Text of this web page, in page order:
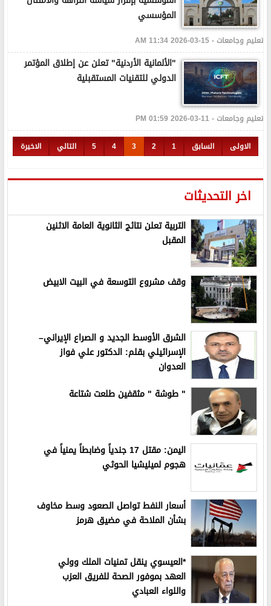
المؤسسي
تعليم وجامعات - 15-03-2026 11:34 AM
"الألمانية الأردنية" تعلن عن إطلاق المؤتمر
الدولي للتقنيات المستقبلية
تعليم وجامعات - 11-03-2026 01:59 PM
الاولى السابق 1
2
3
4
5 التالي الاخيرة
اخر التحديثات
التربية تعلن نتائج الثانوية العامة الاثنين
المقبل
وقف مشروع التوسعة في البيت الابيض
الشرق الأوسط الجديد و الصراع الإيراني–
الإسرائيلي بقلم: الدكتور علي فواز
العدوان
" طوشة " مثقفين طلعت شتاعة
اليمن: مقتل 17 جندياً وضابطاً يمنياً في
هجوم لميليشيا الحوثي
أسعار النفط تواصل الصعود وسط مخاوف
بشأن الملاحة في مضيق هرمز
*العيسوي ينقل تمنيات الملك وولي
العهد بموفور الصحة للفريق العزب
واللواء العبادي